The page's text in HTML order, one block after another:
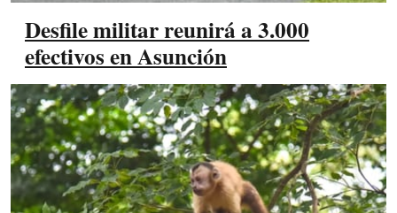
Desfile militar reunirá a 3.000
efectivos en Asunción